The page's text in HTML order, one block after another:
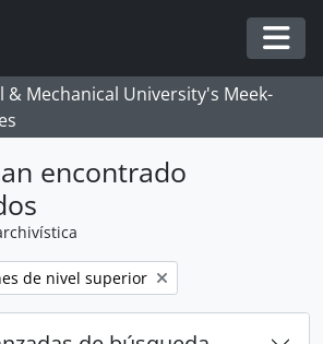
Mechanical University's Meek-
encontrado
de nivel superior